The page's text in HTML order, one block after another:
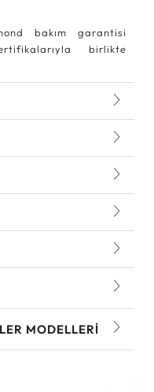
bakım garantisi
birlikte
MODELLERI